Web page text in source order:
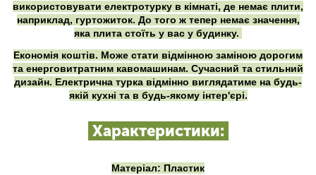
використовувати електротурку в кімнаті, де немає плити,
наприклад, гуртожиток. До того ж тепер немає значення,
яка плита стоїть у вас у будинку.
Економія коштів. Може стати відмінною заміною дорогим
та енерговитратним кавомашинам. Сучасний та стильний
дизайн. Електрична турка відмінно виглядатиме на будь-
якій кухні та в будь-якому інтер'єрі.
Характеристики:
Матеріал: Пластик